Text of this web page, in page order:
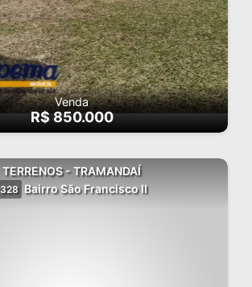
Venda
R$ 850.000
TERRENOS - TRAMANDAÍ
328 Bairro São Francisco II